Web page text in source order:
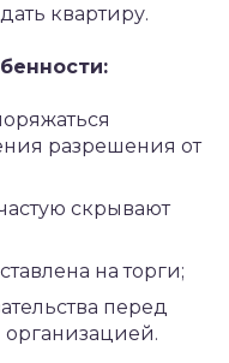
квартиру.
разрешения от
скрывают
на торги;
перед